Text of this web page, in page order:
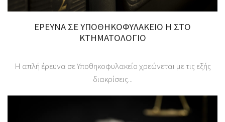
ΈΡΕΥΝΑ ΣΕ ΥΠΟΘΗΚΟΦΥΛΑΚΕΙΟ Η ΣΤΟ
ΚΤΗΜΑΤΟΛΟΓΙΟ
Η απλή έρευνα σε Υποθηκοφυλακείο χρεώνεται με τις εξής
διακρίσεις...